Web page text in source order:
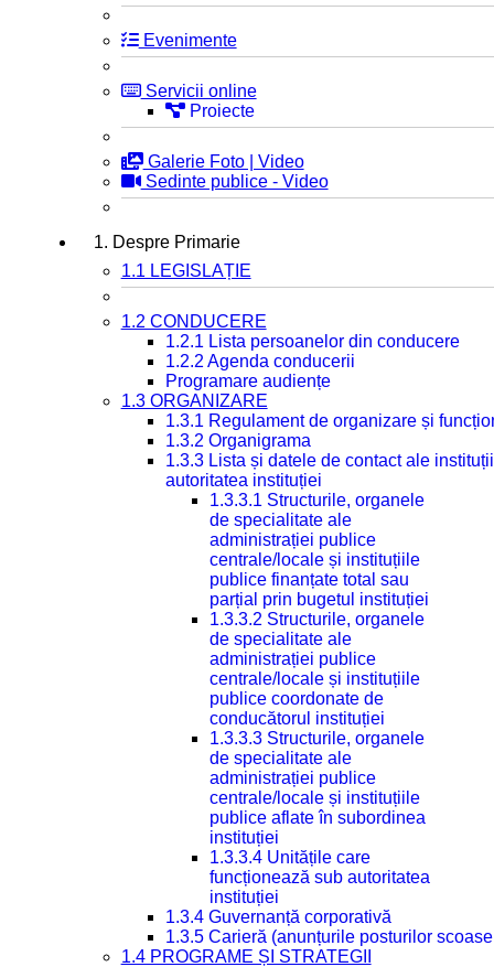
Evenimente
Servicii online
Proiecte
Galerie Foto | Video
Sedinte publice - Video
1. Despre Primarie
1.1 LEGISLAȚIE
1.2 CONDUCERE
1.2.1 Lista persoanelor din conducere
1.2.2 Agenda conducerii
Programare audiențe
1.3 ORGANIZARE
1.3.1 Regulament de organizare și
1.3.2 Organigrama
1.3.3 Lista și datele de contact ale
autoritatea instituției
1.3.3.1 Structurile, organele
de specialitate ale
administrației publice
centrale/locale și instituțiile
publice finanțate total sau
parțial prin bugetul instituției
1.3.3.2 Structurile, organele
de specialitate ale
administrației publice
centrale/locale și instituțiile
publice coordonate de
conducătorul instituției
1.3.3.3 Structurile, organele
de specialitate ale
administrației publice
centrale/locale și instituțiile
publice aflate în subordinea
instituției
1.3.3.4 Unitățile care
funcționează sub autoritatea
instituției
1.3.4 Guvernanță corporativă
1.3.5 Carieră (anunțurile posturilor
1.4 PROGRAME ȘI STRATEGII